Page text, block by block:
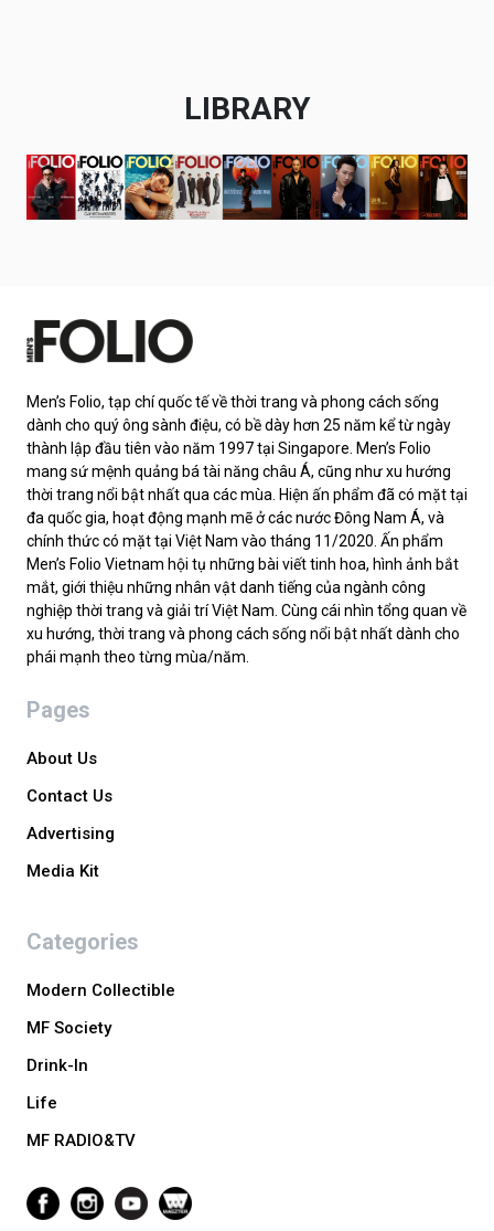
LIBRARY
Men’s Folio, tạp chí quốc tế về thời trang và phong cách sống
dành cho quý ông sành điệu, có bề dày hơn 25 năm kể từ ngày
thành lập đầu tiên vào năm 1997 tại Singapore. Men’s Folio
mang sứ mệnh quảng bá tài năng châu Á, cũng như xu hướng
thời trang nổi bật nhất qua các mùa. Hiện ấn phẩm đã có mặt tại
đa quốc gia, hoạt động mạnh mẽ ở các nước Đông Nam Á, và
chính thức có mặt tại Việt Nam vào tháng 11/2020. Ấn phẩm
Men’s Folio Vietnam hội tụ những bài viết tinh hoa, hình ảnh bắt
mắt, giới thiệu những nhân vật danh tiếng của ngành công
nghiệp thời trang và giải trí Việt Nam. Cùng cái nhìn tổng quan về
xu hướng, thời trang và phong cách sống nổi bật nhất dành cho
phái mạnh theo từng mùa/năm.
Pages
About Us
Contact Us
Advertising
Media Kit
Categories
Modern Collectible
MF Society
Drink-In
Life
MF RADIO&TV